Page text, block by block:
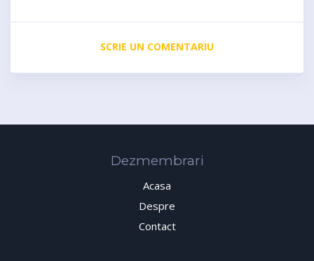
SCRIE UN COMENTARIU
Dezmembrari
Acasa
Despre
Contact